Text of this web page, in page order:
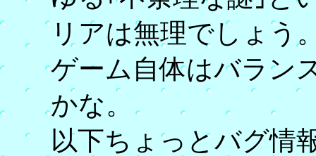
リアは無理でしょう
ゲーム自体はバラン
かな。
以下ちょっとバグ情